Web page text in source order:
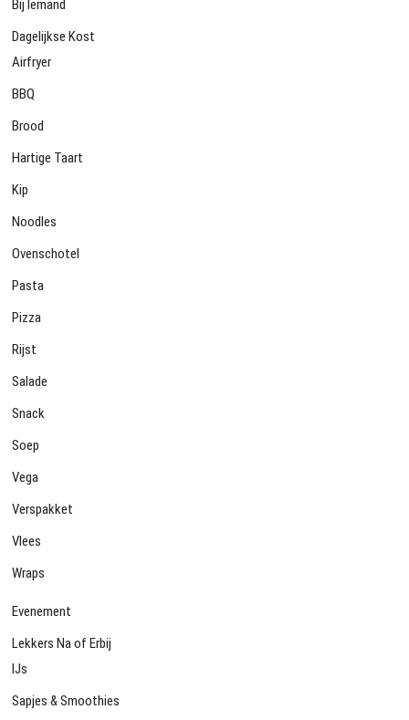
Bij Iemand
Dagelijkse Kost
Airfryer
BBQ
Brood
Hartige Taart
Kip
Noodles
Ovenschotel
Pasta
Pizza
Rijst
Salade
Snack
Soep
Vega
Verspakket
Vlees
Wraps
Evenement
Lekkers Na of Erbij
IJs
Sapjes & Smoothies